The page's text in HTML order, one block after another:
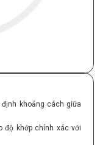
khoảng cách giữa
độ khớp chính xác với